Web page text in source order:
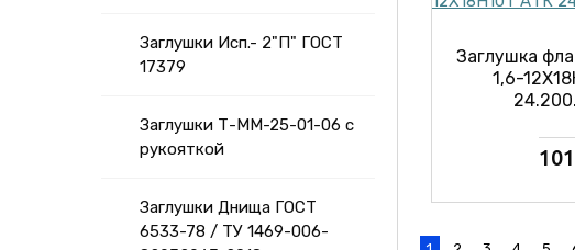
Заглушки Исп.- 2"П" ГОСТ
17379
Заглушки Т-ММ-25-01-06 с
рукояткой
Заглушки Днища ГОСТ
6533-78 / ТУ 1469-006-
Заглушка
1,6-